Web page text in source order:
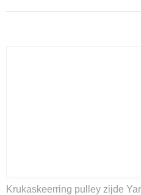
Krukaskeerring pulley zijde